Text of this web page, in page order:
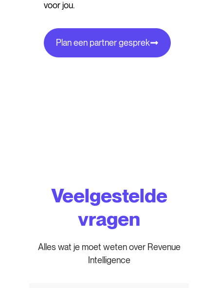
voor jou.
Plan een partner gesprek
Veelgestelde
vragen
Alles wat je moet weten over Revenue
Intelligence